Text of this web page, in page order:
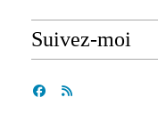
Suivez-moi